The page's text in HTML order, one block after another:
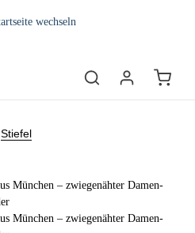
Stiefel